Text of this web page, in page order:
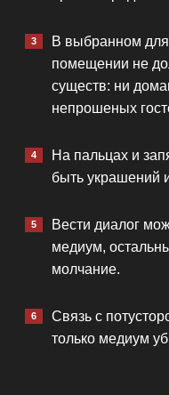
В выбранном
помещении не
существ: ни
непрошеных
На пальцах и
быть украшений
Вести диалог
медиум,
молчание.
Связь с
только медиум